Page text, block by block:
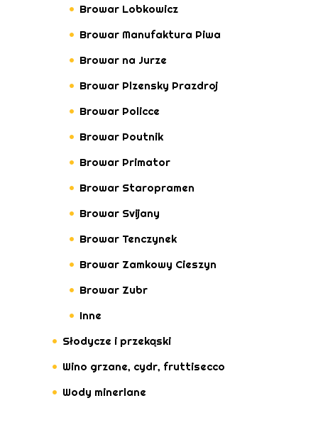
Browar Lobkowicz
Browar Manufaktura Piwa
Browar na Jurze
Browar Plzensky Prazdroj
Browar Policce
Browar Poutnik
Browar Primator
Browar Staropramen
Browar Svijany
Browar Tenczynek
Browar Zamkowy Cieszyn
Browar Zubr
Inne
Słodycze i przekąski
Wino grzane, cydr, fruttisecco
Wody minerlane